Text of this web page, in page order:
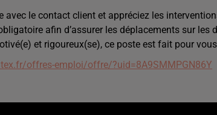
avec le contact client et appréciez les
afin d’assurer les déplacements sur les
et rigoureux(se), ce poste est fait pour
offres-emploi/offre/?uid=8A9SMMPGN86Y